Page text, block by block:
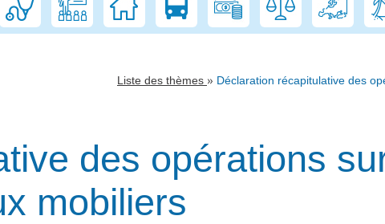
Liste des thèmes » Déclaration récapitulative des
des opérations
mobiliers